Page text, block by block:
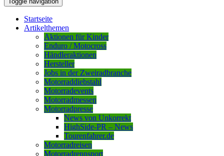
Startseite
Artikelthemen
Aktionen für Kinder
Enduro / Motocross
Händleraktionen
Hersteller
Jobs in der Zweiradbranche
Motorraddiebstahl
Motorradevents
Motorradmessen
Motorradpresse
News von Unkorrekt
HighSide-PR – News
Tourenfahrer.de
Motorradreisen
Motorradrennsport